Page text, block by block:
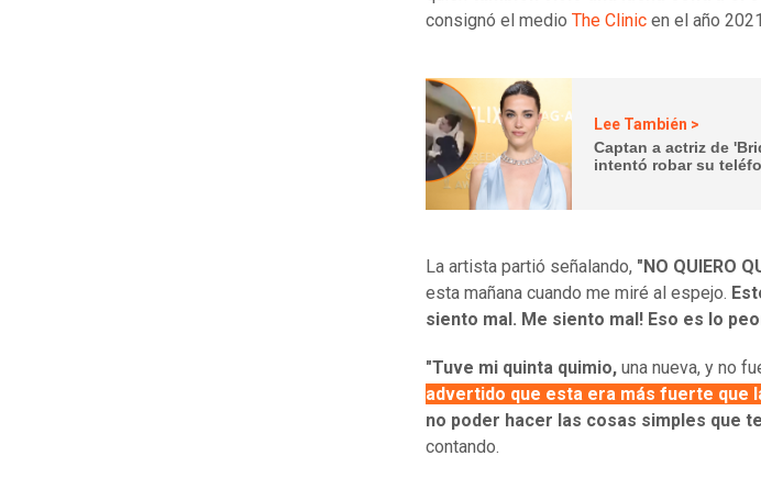
consignó el medio The Clinic en el año
Lee También >
Captan a actriz de
intentó robar su
La artista partió señalando, "NO QUIERO
esta mañana cuando me miré al espejo.
siento mal. Me siento mal! Eso es lo
"Tuve mi quinta quimio, una nueva, y no
advertido que esta era más fuerte que
no poder hacer las cosas simples que
contando.